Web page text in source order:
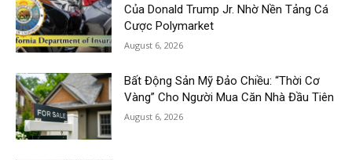
Của Donald Trump Jr. Nhờ Nền Tảng Cá
Cược Polymarket
August 6, 2026
Bất Động Sản Mỹ Đảo Chiều: “Thời Cơ
Vàng” Cho Người Mua Căn Nhà Đầu Tiên
August 6, 2026